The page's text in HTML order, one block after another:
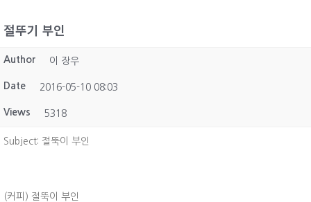
절뚜기 부인
Author 이 장우
Date 2016-05-10 08:03
Views 5318
Subject: 절뚝이 부인
(커피) 절뚝이 부인